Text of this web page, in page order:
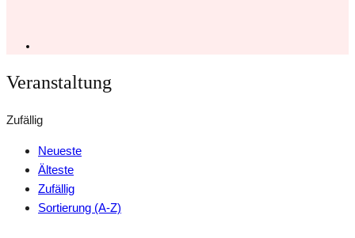
Veranstaltung
Zufällig
Neueste
Älteste
Zufällig
Sortierung (A-Z)